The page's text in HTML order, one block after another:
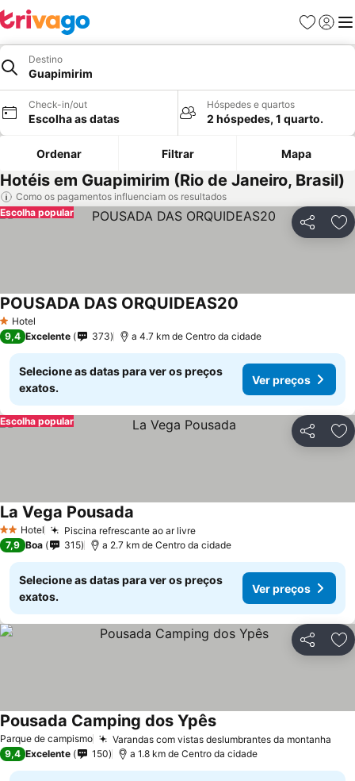
Favoritos
Iniciar
Destino
Guapimirim
Check-in/out
Escolha as datas
Hóspedes e quartos
2 hóspedes, 1 quarto.
Ordenar Filtrar Mapa
Hotéis em Guapimirim (Rio de Janeiro, Brasil)
Como os pagamentos influenciam os resultados
Partilhar
Escolha popular
1 Estrelas
Hotel
POUSADA DAS ORQUIDEAS20
9,4 Excelente 373 a 4.7 km de Centro da cidade
Selecione as datas para ver os preços
exatos.
Ver preços
Partilhar
Escolha popular
2 Estrelas
Hotel Piscina refrescante ao ar livre
La Vega Pousada
7,9 Boa 315 a 2.7 km de Centro da cidade
Selecione as datas para ver os preços
exatos.
Ver preços
Partilhar
Parque de campismo Varandas com vistas deslumbrantes da montanha
Pousada Camping dos Ypês
9,4 Excelente 150 a 1.8 km de Centro da cidade